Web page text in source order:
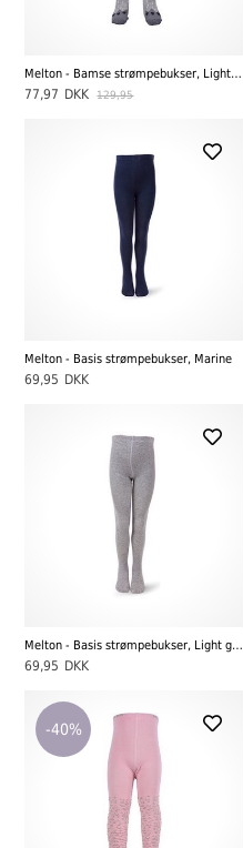
Melton - Bamse strømpebukser, Light Grey Melange
77,97 DKK 129,95
Melton - Basis strømpebukser, Marine
69,95 DKK
Melton - Basis strømpebukser, Light grey melange
69,95 DKK
-40%